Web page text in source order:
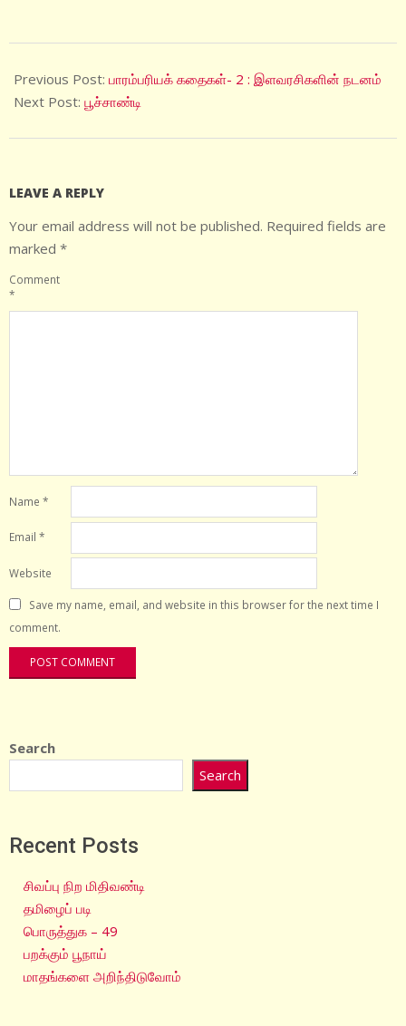
12-
06
Previous Post: பாரம்பரியக் கதைகள்- 2 : இளவரசிகளின் நடனம்
Next Post: பூச்சாண்டி
LEAVE A REPLY
Your email address will not be published. Required fields are
marked *
Comment
*
Name *
Email *
Website
Save my name, email, and website in this browser for the next time I
comment.
Search
Search
Recent Posts
சிவப்பு நிற மிதிவண்டி
தமிழைப் படி
பொருத்துக – 49
பறக்கும் பூநாய்
மாதங்களை அறிந்திடுவோம்